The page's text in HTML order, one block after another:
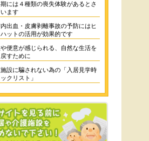
には４種類の喪失体験があるとさ
ます
出血・皮膚剥離事故の予防にはヒ
ットの活用が効果的です
便意が感じられる、自然な生活を
すために
設に騙されない為の「入居見学時
クリスト」